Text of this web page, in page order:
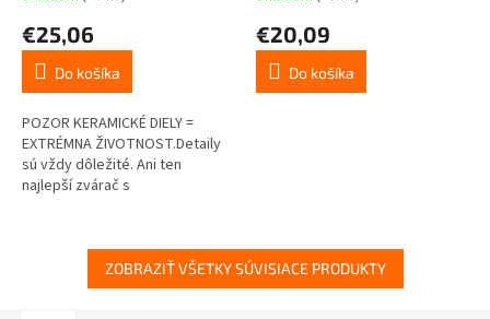
€25,06
Do košíka
POZOR KERAMICKÉ DIELY =
EXTRÉMNA ŽIVOTNOST.Detaily
sú vždy dôležité. Ani ten
najlepší zvárač s
dokonalé výsledky, ak sa...
€20,09
Do košíka
ZOBRAZIŤ VŠETKY SÚVISIACE PRODUKTY